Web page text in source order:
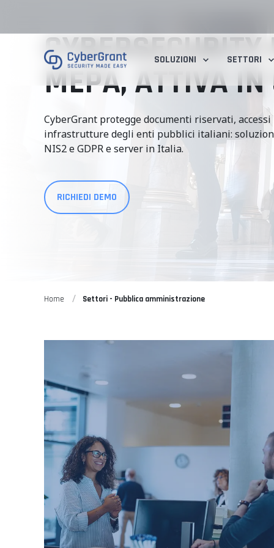
SOLUZIONI SETTORI
MEPA, ATTIVA IN
CyberGrant protegge documenti riservati,
infrastrutture degli enti pubblici italiani:
NIS2 e GDPR e server in Italia.
RICHIEDI DEMO
Home Settori - Pubblica amministrazione